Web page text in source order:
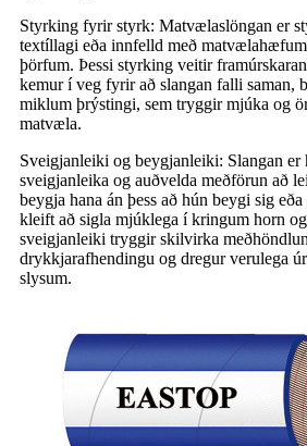
Styrking fyrir styrk: Matvælaslöngan er
textíllagi eða innfelld með
þörfum. Þessi styrking veitir
kemur í veg fyrir að slangan falli saman,
miklum þrýstingi, sem tryggir mjúka og
matvæla.
Sveigjanleiki og beygjanleiki: Slangan er
sveigjanleika og auðvelda meðförun að
beygja hana án þess að hún beygi sig
kleift að sigla mjúklega í kringum horn
sveigjanleiki tryggir skilvirka
drykkjarafhendingu og dregur verulega
slysum.